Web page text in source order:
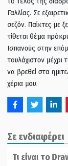
Γαλλίας. Σε
σεζόν. Παίκτες με
τίθεται θέμα
Ισπανούς στην
τουλάχιστον μέχρι
να βρεθεί στα
χέρια μου.
Σε ενδιαφέρει
Τι είναι το